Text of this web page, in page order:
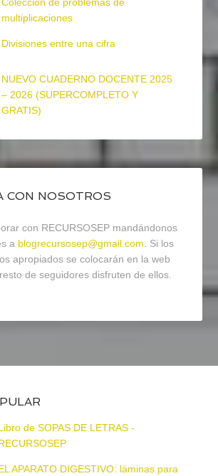
Colección de problemas de
multiplicaciones
Divisiones entre una cifra
NUEVO CUADERNO DOCENTE 2025
– 2026 (SUPERCOMPLETO Y
GRATIS)
CON NOSOTROS
con RECURSOSEP mandándonos
a blogrecursosep@gmail.com. Si los
apropiados se colocarán en la web
de seguidores disfruten de ellos.
de SOPAS DE LETRAS -
APARATO DIGESTIVO: láminas para